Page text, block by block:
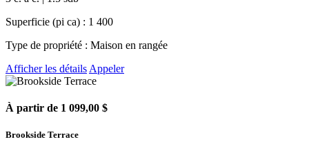
Superficie (pi ca) : 1 400
Type de propriété : Maison en rangée
Afficher les détails Appeler
À partir de 1 099,00 $
Brookside Terrace